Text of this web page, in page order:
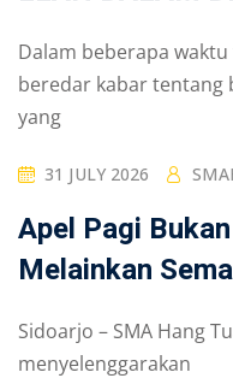
Dalam beberapa
beredar kabar tentang
yang
31 JULY 2026
Apel Pagi
Melainkan
Sidoarjo – SMA Hang
menyelenggarakan